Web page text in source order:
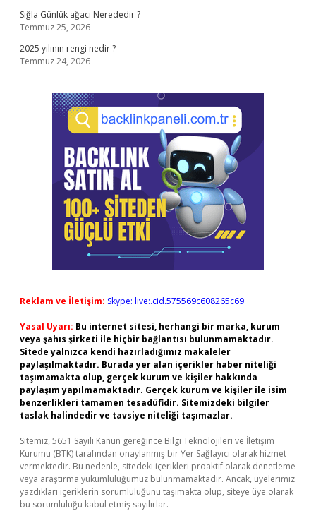
Sığla Günlük ağacı Nerededir ?
Temmuz 25, 2026
2025 yılının rengi nedir ?
Temmuz 24, 2026
Reklam ve İletişim: Skype: live:.cid.575569c608265c69
Yasal Uyarı: Bu internet sitesi, herhangi bir marka, kurum
veya şahıs şirketi ile hiçbir bağlantısı bulunmamaktadır.
Sitede yalnızca kendi hazırladığımız makaleler
paylaşılmaktadır. Burada yer alan içerikler haber niteliği
taşımamakta olup, gerçek kurum ve kişiler hakkında
paylaşım yapılmamaktadır. Gerçek kurum ve kişiler ile isim
benzerlikleri tamamen tesadüfidir. Sitemizdeki bilgiler
taslak halindedir ve tavsiye niteliği taşımazlar.
Sitemiz, 5651 Sayılı Kanun gereğince Bilgi Teknolojileri ve İletişim
Kurumu (BTK) tarafından onaylanmış bir Yer Sağlayıcı olarak hizmet
vermektedir. Bu nedenle, sitedeki içerikleri proaktif olarak denetleme
veya araştırma yükümlülüğümüz bulunmamaktadır. Ancak, üyelerimiz
yazdıkları içeriklerin sorumluluğunu taşımakta olup, siteye üye olarak
bu sorumluluğu kabul etmiş sayılırlar.